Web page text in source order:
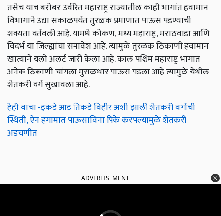
तसेच याच बरोबर उर्वरित महाराष्ट्र राज्यातील काही भागांत हवामान
विभागाने उद्या सकाळपर्यंत तुरळक प्रमाणात पाऊस पडण्याची
शक्यता वर्तवली आहे. यामधे कोकण, मध्य महाराष्ट्र, मराठवाडा आणि
विदर्भ या जिल्ह्यांचा समावेश आहे. त्यामुळे तुरळक ठिकाणी हवामान
खात्याने यलो अलर्ट जारी केला आहे. काल पश्चिम महाराष्ट्र भागात
अनेक ठिकाणी चांगला मुसळधार पाऊस पडला आहे त्यामुळे येथील
शेतकरी वर्ग सुखावला आहे.
हेही वाचा:-इकडे आड तिकडे विहीर अशी झाली शेतकरी वर्गाची
स्थिती, ऐन हंगामात पाऊसाविना पिके करपल्यामुळे शेतकरी
अडचणीत
ADVERTISEMENT